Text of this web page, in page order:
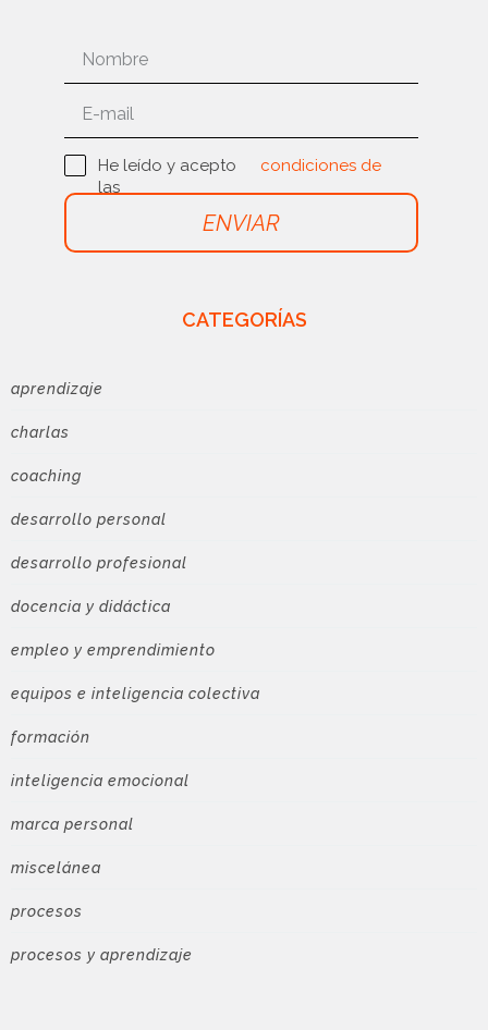
ENVIAR
He leído y acepto
las
condiciones de
uso
CATEGORÍAS
aprendizaje
charlas
coaching
desarrollo personal
desarrollo profesional
docencia y didáctica
empleo y emprendimiento
equipos e inteligencia colectiva
formación
inteligencia emocional
marca personal
miscelánea
procesos
procesos y aprendizaje